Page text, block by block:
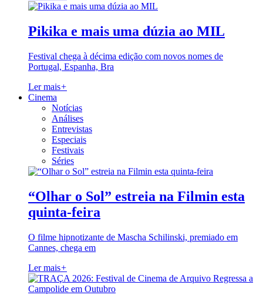
Pikika e mais uma dúzia ao MIL
Festival chega à décima edição com novos nomes de
Portugal, Espanha, Bra
Ler mais+
Cinema
Notícias
Análises
Entrevistas
Especiais
Festivais
Séries
“Olhar o Sol” estreia na Filmin esta
quinta-feira
O filme hipnotizante de Mascha Schilinski, premiado em
Cannes, chega em
Ler mais+